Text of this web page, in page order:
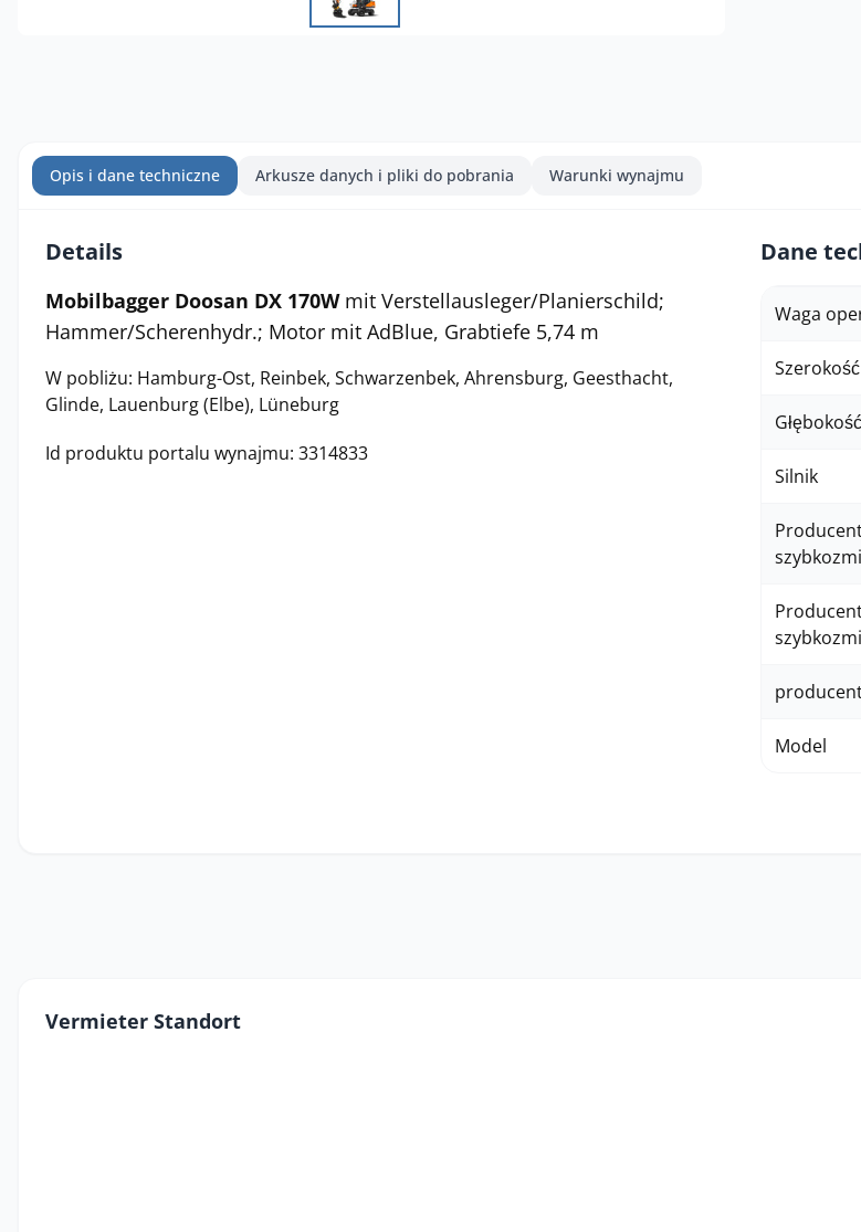
Opis i dane techniczne Arkusze danych i pliki do pobrania Warunki wynajmu
Details
Mobilbagger Doosan DX 170Wmit Verstellausleger/Planierschild;
Hammer/Scherenhydr.; Motor mit AdBlue, Grabtiefe 5,74 m
W pobliżu: Hamburg-Ost, Reinbek, Schwarzenbek, Ahrensburg, Geesthacht,
Glinde, Lauenburg (Elbe), Lüneburg
Id produktu portalu wynajmu: 3314833
Dane
Waga
Szerokość
Silnik
Model
Vermieter Standort